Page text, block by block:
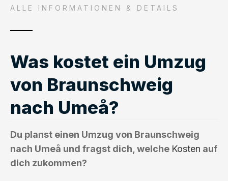
ALLE INFORMATIONEN & DETAILS
Was kostet ein Umzug
von Braunschweig
nach Umeå?
Du planst einen Umzug von Braunschweig
nach Umeå und fragst dich, welche Kosten auf
dich zukommen?